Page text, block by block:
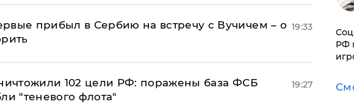
прибыл в Сербию на встречу с Вучичем – о 19:33
102 цели РФ: поражены база ФСБ
"теневого флота"
19:27
РФ